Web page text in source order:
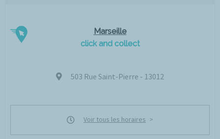
Marseille
click and collect
503 Rue Saint-Pierre - 13012
Voir tous les horaires